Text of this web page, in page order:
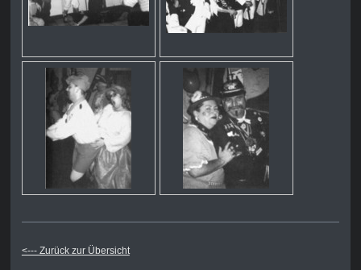
<--- Zurück zur Übersicht